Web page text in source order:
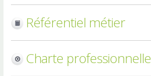
Référentiel métier
Charte professionnelle